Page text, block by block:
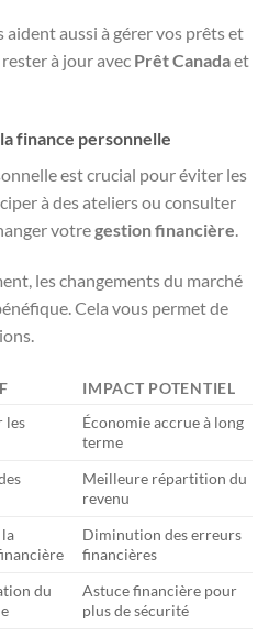
aident aussi à gérer vos prêts et
à jour avec Prêt Canadaet
finance personnelle
est crucial pour éviter les
à des ateliers ou consulter
votregestion financière.
les changements du marché
Cela vous permet de
IMPACT POTENTIEL
les
Économie accrue à long
terme
Meilleure répartition du
revenu
Diminution des erreurs
financières
du
Astuce financière pour
plus de sécurité